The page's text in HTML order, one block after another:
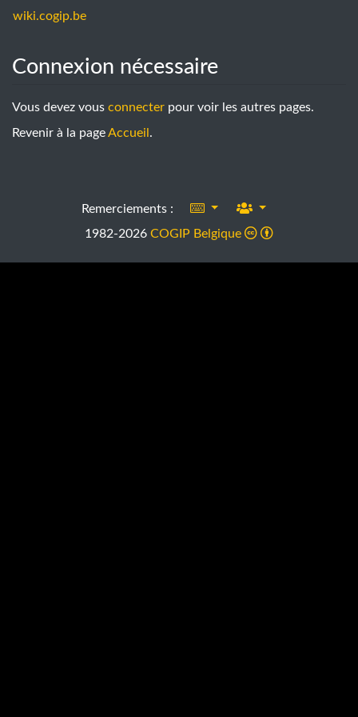
wiki.cogip.be
Connexion nécessaire
Aller à :navigation,rechercher
Vous devez vous connecter pour voir les autres pages.
Revenir à la pageAccueil .
Remerciements :
1982-2026 COGIP Belgique